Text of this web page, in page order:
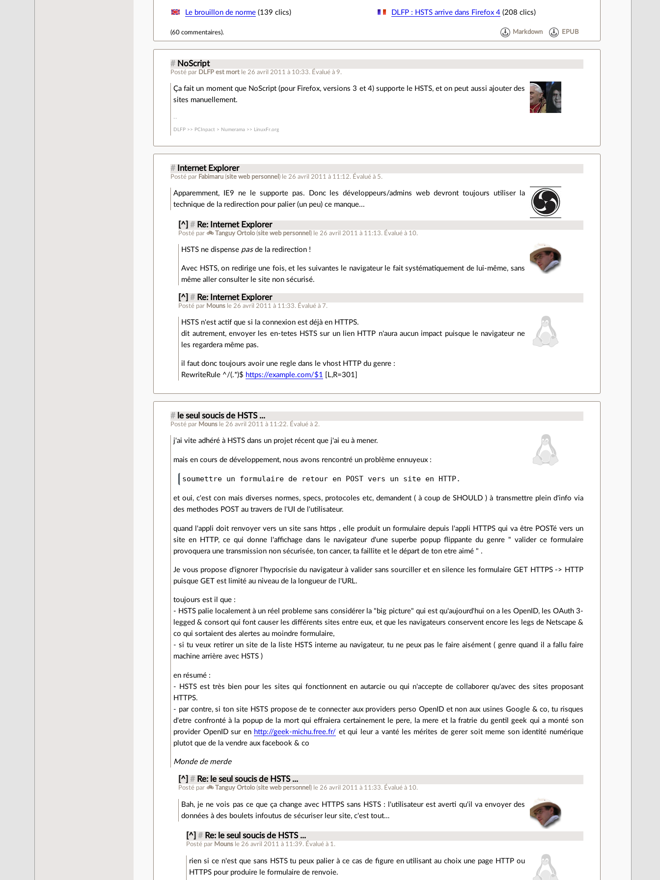
Le brouillon de norme(139 clics) DLFP : HSTS arrive dans Firefox 4 (208 clics)
(60 commentaires). Markdown EPUB
# NoScript
Posté par DLFP est mort le 26 avril 2011 à 10:33. Évalué à9.
Ça fait un moment que NoScript (pour Firefox, versions 3 et 4) supporte le HSTS, et on peut aussi ajouter des
sites manuellement.
DLFP >> PCInpact > Numerama >> LinuxFr.org
# Internet Explorer
Posté par Fabimaru (site web personnel ) le 26 avril 2011 à 11:12. Évalué à 5.
Apparemment, IE9 ne le supporte pas. Donc les développeurs/admins web devront toujours utiliser la
technique de la redirection pour palier (un peu) ce manque...
[^] # Re: Internet Explorer
Posté par 🚲 Tanguy Ortolo(site web personnel ) le 26 avril 2011 à 11:13. Évalué à 10.
HSTS ne dispense pasde la redirection !
Avec HSTS, on redirige une fois, et les suivantes le navigateur le fait systématiquement de lui-même, sans
même aller consulter le site non sécurisé.
[^] # Re: Internet Explorer
Posté par Mouns le 26 avril 2011 à 11:33. Évalué à7.
HSTS n'est actif que si la connexion est déjà en HTTPS.
dit autrement, envoyer les en-tetes HSTS sur un lien HTTP n'aura aucun impact puisque le navigateur ne
les regardera même pas.
il faut donc toujours avoir une regle dans le vhost HTTP du genre :
RewriteRule ^/(.*)$ https://example.com/$1 [L,R=301]
# le seul soucis de HSTS ...
Posté par Mouns le 26 avril 2011 à 11:22. Évalué à 2.
j'ai vite adhéré à HSTS dans un projet récent que j'ai eu à mener.
mais en cours de développement, nous avons rencontré un problème ennuyeux :
et oui, c'est con mais diverses normes, specs, protocoles etc, demandent ( à coup de SHOULD ) à transmettre plein d'info via
des methodes POST au travers de l'UI de l'utilisateur.
quand l'appli doit renvoyer vers un site sans https , elle produit un formulaire depuis l'appli HTTPS qui va être POSTé vers un
site en HTTP, ce qui donne l'affichage dans le navigateur d'une superbe popup flippante du genre " valider ce formulaire
provoquera une transmission non sécurisée, ton cancer, ta faillite et le départ de ton etre aimé " .
Je vous propose d'ignorer l'hypocrisie du navigateur à valider sans sourciller et en silence les formulaire GET HTTPS -> HTTP
puisque GET est limité au niveau de la longueur de l'URL.
toujours est il que :
- HSTS palie localement à un réel probleme sans considérer la "big picture" qui est qu'aujourd'hui on a les OpenID, les OAuth 3-
legged & consort qui font causer les différents sites entre eux, et que les navigateurs conservent encore les legs de Netscape &
co qui sortaient des alertes au moindre formulaire,
- si tu veux retirer un site de la liste HSTS interne au navigateur, tu ne peux pas le faire aisément ( genre quand il a fallu faire
machine arrière avec HSTS )
en résumé :
- HSTS est très bien pour les sites qui fonctionnent en autarcie ou qui n'accepte de collaborer qu'avec des sites proposant
HTTPS.
- par contre, si ton site HSTS propose de te connecter aux providers perso OpenID et non aux usines Google & co, tu risques
d'etre confronté à la popup de la mort qui effraiera certainement le pere, la mere et la fratrie du gentil geek qui a monté son
provider OpenID sur en http://geek-michu.free.fr/ et qui leur a vanté les mérites de gerer soit meme son identité numérique
plutot que de la vendre aux facebook & co
Monde de merde
[^] # Re: le seul soucis de HSTS ...
Posté par 🚲 Tanguy Ortolo(site web personnel ) le 26 avril 2011 à 11:33. Évalué à 10.
Bah, je ne vois pas ce que ça change avec HTTPS sans HSTS : l'utilisateur est averti qu'il va envoyer des
données à des boulets infoutus de sécuriser leur site, c'est tout…
[^] # Re: le seul soucis de HSTS ...
Posté par Mouns le 26 avril 2011 à 11:39. Évalué à 1 .
rien si ce n'est que sans HSTS tu peux palier à ce cas de figure en utilisant au choix une page HTTP ou
HTTPS pour produire le formulaire de renvoie.